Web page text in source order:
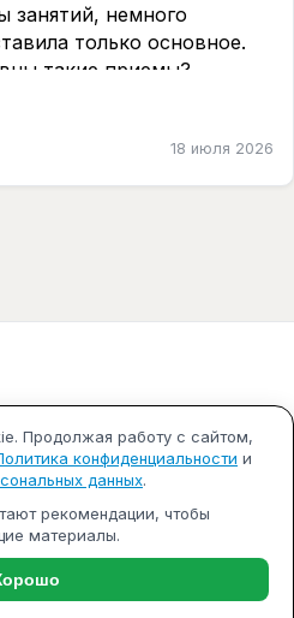
занятий, немного
только основное.
такие приемы?
18 июля 2026
и зависят от множества
Публичная оферта
Продолжая работу с сайтом,
конфиденциальности и
данных.
рекомендации, чтобы
материалы.